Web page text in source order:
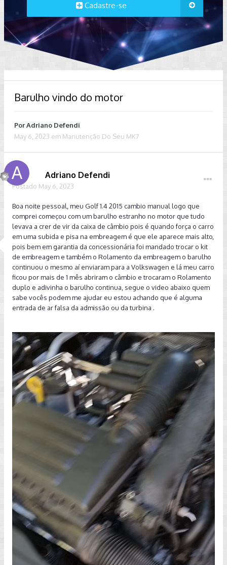
Cadastre-se
Barulho vindo do motor
PorAdriano Defendi
May 6, 2023 em Manutenção Do Seu MK7
Adriano Defendi
Postado May 6, 2023
Boa noite pessoal, meu Golf 1.4 2015 cambio manual logo que
comprei começou com um barulho estranho no motor que tudo
levava a crer de vir da caixa de câmbio pois é quando força o carro
em uma subida e pisa na embreagem é que ele aparece mais alto,
pois bem em garantia da concessionária foi mandado trocar o kit
de embreagem e também o Rolamento da embreagem o barulho
continuou o mesmo aí enviaram para a Volkswagen e lá meu carro
ficou por mais de 1 mês abriram o câmbio e trocaram o Rolamento
duplo e adivinha o barulho continua, segue o video abaixo quem
sabe vocês podem me ajudar eu estou achando que é alguma
entrada de ar falsa da admissão ou da turbina .